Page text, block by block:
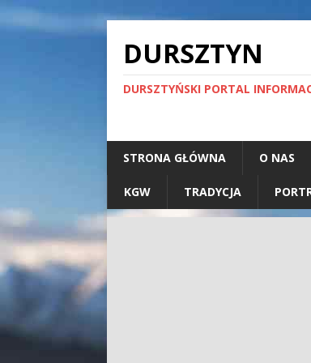
DURSZTYN
DURSZTYŃSKI PORTAL
STRONA GŁÓWNA O NAS
KGW TRADYCJA